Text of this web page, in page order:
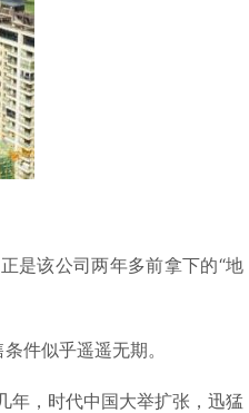
是该公司两年多前拿下的“地
件似乎遥遥无期。
年，时代中国大举扩张，迅猛